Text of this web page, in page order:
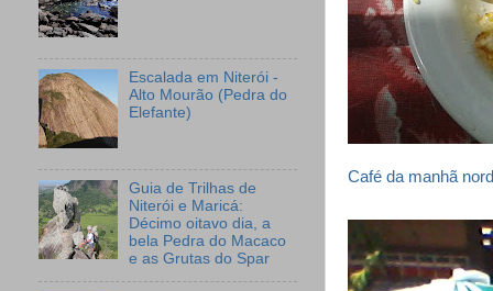
Café da manhã
Escalada em Niterói -
Alto Mourão (Pedra do
Elefante)
Guia de Trilhas de
Niterói e Maricá:
Décimo oitavo dia, a
bela Pedra do Macaco
e as Grutas do Spar